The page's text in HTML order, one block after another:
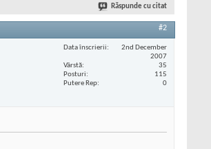
Răspunde cu citat
#2
Data înscrierii
2nd December
2007
Vârstă
35
Posturi
115
Putere Rep
0